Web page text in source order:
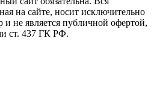
на сайте, носит исключительно
не является публичной офертой,
ст. 437 ГК РФ.